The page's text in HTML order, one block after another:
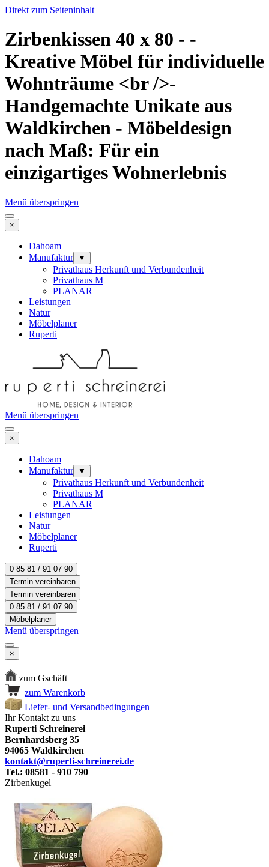
Direkt zum Seiteninhalt
Zirbenkissen 40 x 80 - -
Kreative Möbel für individuelle
Wohnträume <br />-
Handgemachte Unikate aus
Waldkirchen - Möbeldesign
nach Maß: Für ein
einzigartiges Wohnerlebnis
Menü überspringen
×
Dahoam
Manufaktur
▼
Privathaus Herkunft und Verbundenheit
Privathaus M
PLANAR
Leistungen
Natur
Möbelplaner
Ruperti
Menü überspringen
×
Dahoam
Manufaktur
▼
Privathaus Herkunft und Verbundenheit
Privathaus M
PLANAR
Leistungen
Natur
Möbelplaner
Ruperti
0 85 81 / 91 07 90
Termin vereinbaren
Termin vereinbaren
0 85 81 / 91 07 90
Möbelplaner
Menü überspringen
×
zum Gschäft
zum Warenkorb
Liefer- und Versandbedingungen
Ihr Kontakt zu uns
Ruperti Schreinerei
Bernhardsberg 35
94065 Waldkirchen
kontakt@ruperti-schreinerei.de
Tel.: 08581 - 910 790
Zirbenkugel